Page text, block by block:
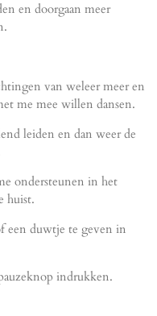
en doorgaan meer
van weleer meer en
me mee willen dansen.
leiden en dan weer de
ondersteunen in het
huist.
een duwtje te geven in
indrukken.